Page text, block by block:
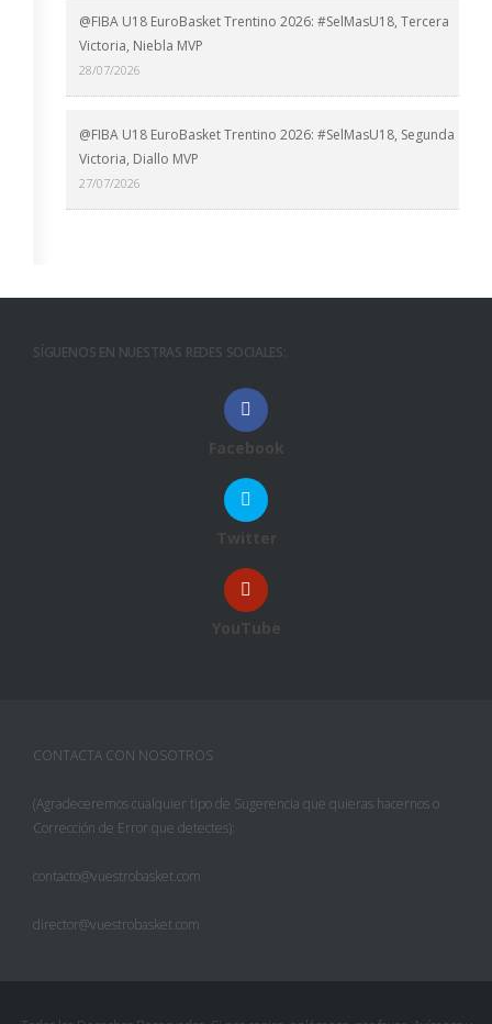
@FIBA U18 EuroBasket Trentino 2026: #SelMasU18, Tercera
Victoria, Niebla MVP
28/07/2026
@FIBA U18 EuroBasket Trentino 2026: #SelMasU18, Segunda
Victoria, Diallo MVP
27/07/2026
SÍGUENOS EN NUESTRAS REDES SOCIALES:
Facebook
Twitter
YouTube
CONTACTA CON NOSOTROS
(Agradeceremos cualquier tipo de Sugerencia que quieras hacernos o
Corrección de Error que detectes):
contacto@vuestrobasket.com
director@vuestrobasket.com